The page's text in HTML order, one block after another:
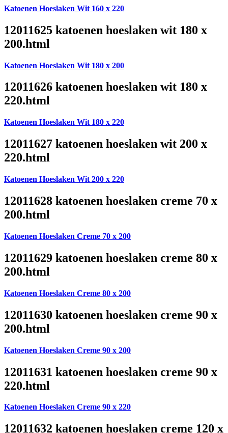
Katoenen Hoeslaken Wit 160 x 220
12011625 katoenen hoeslaken wit 180 x
200.html
Katoenen Hoeslaken Wit 180 x 200
12011626 katoenen hoeslaken wit 180 x
220.html
Katoenen Hoeslaken Wit 180 x 220
12011627 katoenen hoeslaken wit 200 x
220.html
Katoenen Hoeslaken Wit 200 x 220
12011628 katoenen hoeslaken creme 70 x
200.html
Katoenen Hoeslaken Creme 70 x 200
12011629 katoenen hoeslaken creme 80 x
200.html
Katoenen Hoeslaken Creme 80 x 200
12011630 katoenen hoeslaken creme 90 x
200.html
Katoenen Hoeslaken Creme 90 x 200
12011631 katoenen hoeslaken creme 90 x
220.html
Katoenen Hoeslaken Creme 90 x 220
12011632 katoenen hoeslaken creme 120 x